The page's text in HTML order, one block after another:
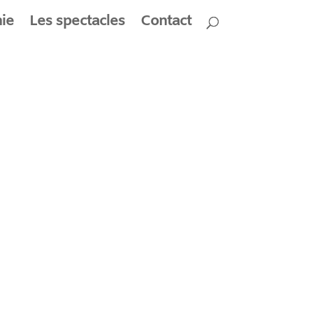
Les spectacles Contact